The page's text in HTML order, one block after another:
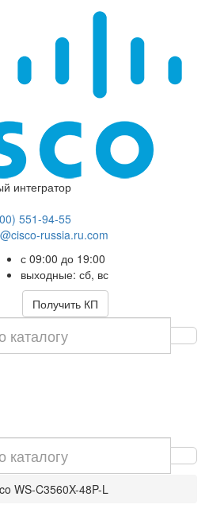
интегратор
551-94-55
russia.ru.com
с 09:00 до 19:00
выходные: сб, вс
Получить КП
WS-C3560X-48P-L